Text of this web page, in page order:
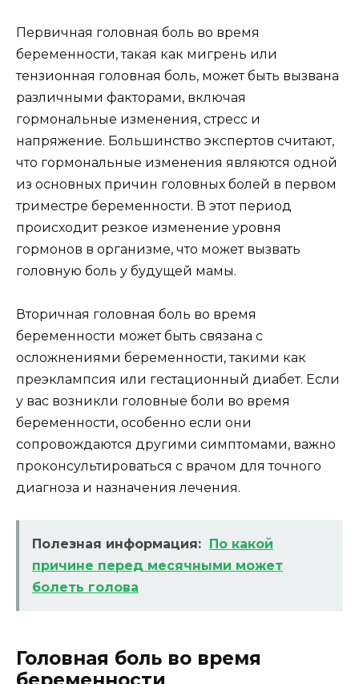
Первичная головная боль во время
беременности, такая как мигрень или
тензионная головная боль, может быть вызвана
различными факторами, включая
гормональные изменения, стресс и
напряжение. Большинство экспертов считают,
что гормональные изменения являются одной
из основных причин головных болей в первом
триместре беременности. В этот период
происходит резкое изменение уровня
гормонов в организме, что может вызвать
головную боль у будущей мамы.
Вторичная головная боль во время
беременности может быть связана с
осложнениями беременности, такими как
преэклампсия или гестационный диабет. Если
у вас возникли головные боли во время
беременности, особенно если они
сопровождаются другими симптомами, важно
проконсультироваться с врачом для точного
диагноза и назначения лечения.
Полезная информация: По какой
причине перед месячными может
болеть голова
Головная боль во время